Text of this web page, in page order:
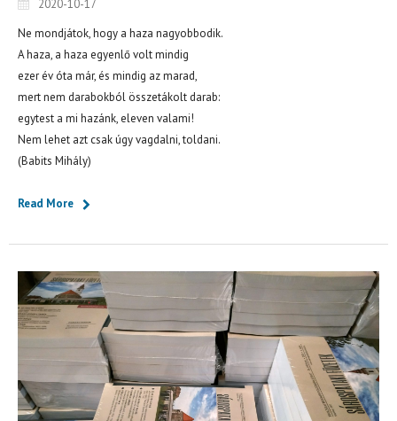
2020-10-17
Ne mondjátok, hogy a haza nagyobbodik.
A haza, a haza egyenlő volt mindig
ezer év óta már, és mindig az marad,
mert nem darabokból összetákolt darab:
egytest a mi hazánk, eleven valami!
Nem lehet azt csak úgy vagdalni, toldani.
(Babits Mihály)
Read More